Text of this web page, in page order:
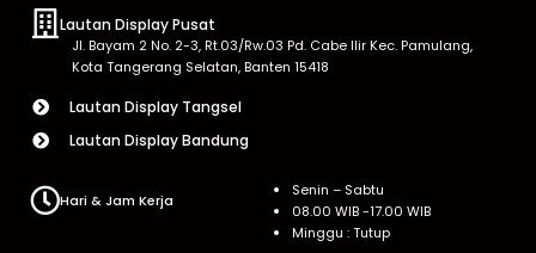
Lautan Display Pusat
Jl. Bayam 2 No. 2-3, Rt.03/Rw.03 Pd. Cabe Ilir Kec. Pamulang,
Kota Tangerang Selatan, Banten 15418
Lautan Display Tangsel
Lautan Display Bandung
Hari & Jam Kerja
Senin – Sabtu
08.00 WIB -17.00 WIB
Minggu : Tutup